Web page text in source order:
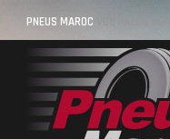
PNEUS MAROC VOS PNEUS